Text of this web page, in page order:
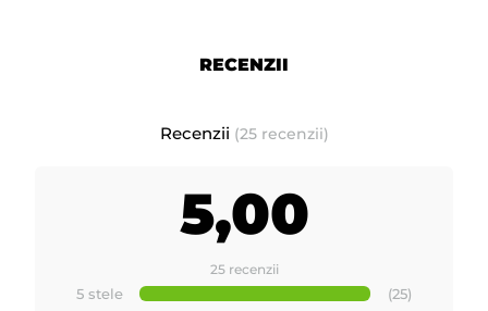
Ceara premium, elastica la 1 kg recomandata pentru
Pentru a obtine rezultate optime cu ceara elastica DEPILFLAX,
antiseptic, hidratant si de incetinire a cresterii firului de par
asiguand o epilare perfectă.
Ceara de calitate Premium
Fabricata in Spania deMAYSTAR
RECENZII
Recenzii (25 recenzii)
5,00
25 recenzii
5 stele
(25)